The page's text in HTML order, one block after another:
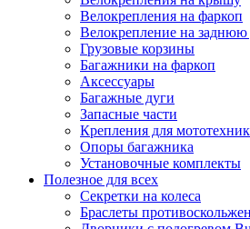
Велокрепления на фаркоп
Велокрепление на заднюю
Грузовые корзины
Багажники на фаркоп
Аксессуары
Багажные дуги
Запасные части
Крепления для
Опоры багажника
Установочные комплекты
Полезное для всех
Секретки на колеса
Браслеты